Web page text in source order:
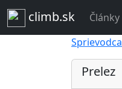
climb.sk Články
Sprievodca
Prelez